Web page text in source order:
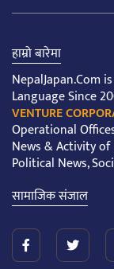
हाम्रो बारेमा
NepalJapan.Com
Language Since
VENTURE
Operational
News & Activity
Political News,
सामाजिक संजाल